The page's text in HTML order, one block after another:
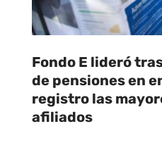
Fondo E lideró
de pensiones en
registro las
afiliados